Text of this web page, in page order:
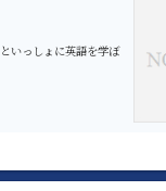
いっしょに英語を学ぼ